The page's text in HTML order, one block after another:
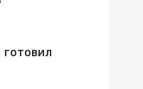
готовил